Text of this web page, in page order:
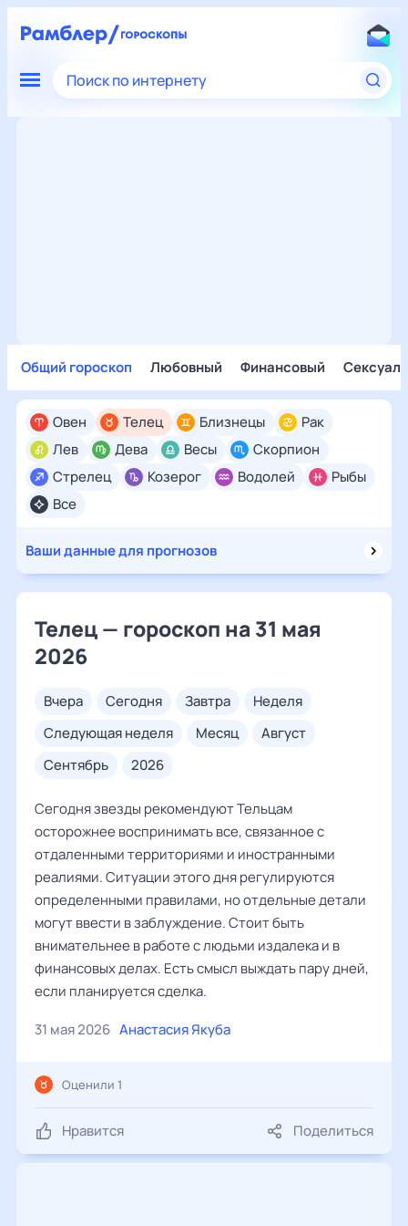
Поиск по интернету
Общий гороскоп Любовный Финансовый
Все
Овен Телец Близнецы
Рак
Лев
Дева Весы
Скорпион
Стрелец
Козерог Водолей Рыбы
Ваши данные для прогнозов
Телец — гороскоп на 31 мая
2026
вчера сегодня завтра
неделя
следующая неделя
месяц
август
сентябрь
2026
Сегодня звезды рекомендуют Тельцам
осторожнее воспринимать все, связанное с
отдаленными территориями и иностранными
реалиями. Ситуации этого дня регулируются
определенными правилами, но отдельные детали
могут ввести в заблуждение. Стоит быть
внимательнее в работе с людьми издалека и в
финансовых делах. Есть смысл выждать пару дней,
если планируется сделка.
31 мая 2026 Анастасия Якуба
Нравится Поделиться
Оценили 1